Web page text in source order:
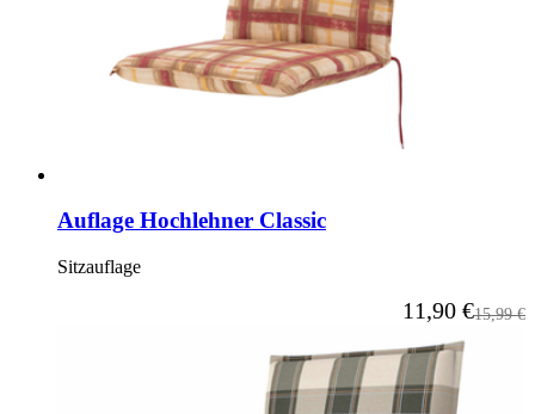
Auflage Hochlehner Classic
Sitzauflage
Ab
11,90 €15,99 €